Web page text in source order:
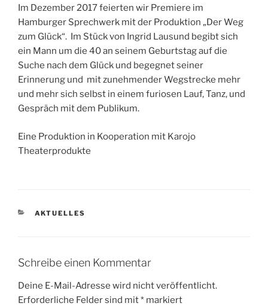
Im Dezember 2017 feierten wir Premiere im
Hamburger Sprechwerk mit der Produktion „Der Weg
zum Glück“. Im Stück von Ingrid Lausund begibt sich
ein Mann um die 40 an seinem Geburtstag auf die
Suche nach dem Glück und begegnet seiner
Erinnerung und mit zunehmender Wegstrecke mehr
und mehr sich selbst in einem furiosen Lauf, Tanz, und
Gespräch mit dem Publikum.
Eine Produktion in Kooperation mit Karojo
Theaterprodukte
KATEGORIEN
AKTUELLES
Schreibe einen Kommentar
Deine E-Mail-Adresse wird nicht veröffentlicht.
Erforderliche Felder sind mit* markiert